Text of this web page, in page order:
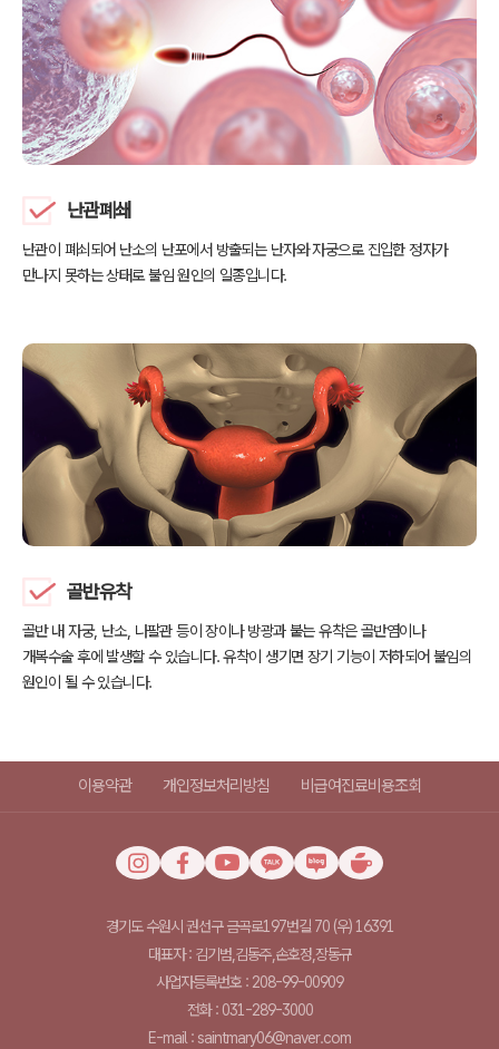
난관폐쇄
난관이 폐쇠되어 난소의 난포에서 방출되는 난자와 자궁으로진입한 정자가
만나지 못하는 상태로 불임 원인의 일종입니다.
골반유착
골반 내 자궁, 난소, 나팔관 등이 장이나 방광과 붙는 유착은골반염이나
개복수술 후에 발생할 수 있습니다.유착이 생기면 장기 기능이 저하되어 불임의
원인이 될 수 있습니다.
이용약관 개인정보처리방침 비급여진료비용조회
경기도 수원시 권선구 금곡로197번길 70 (우) 16391
대표자 : 김기범,김동주,손호정,장동규
사업자등록번호 : 208-99-00909
전화 : 031-289-3000
E-mail : saintmary06@naver.com